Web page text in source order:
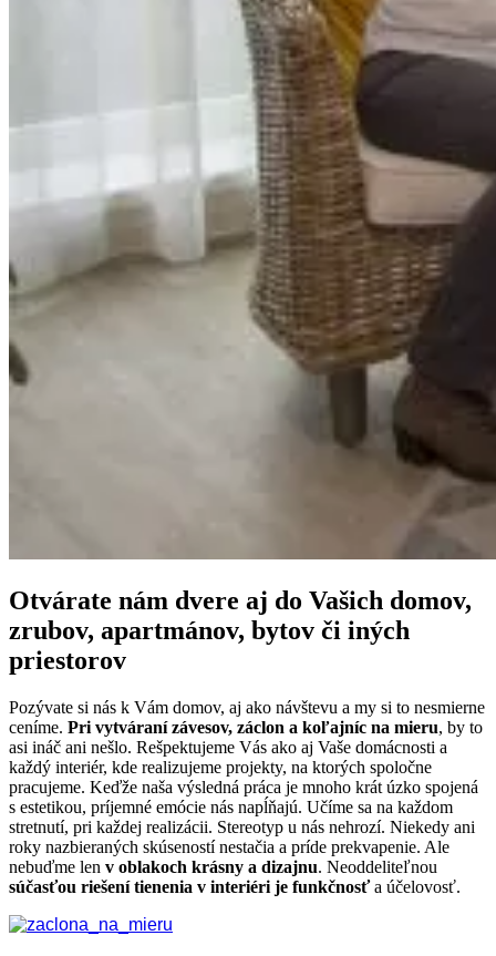
Otvárate nám dvere aj do Vašich domov,
zrubov, apartmánov, bytov či iných
priestorov
Pozývate si nás k Vám domov, aj ako návštevu a my si to nesmierne
ceníme. Pri vytváraní závesov, záclon a koľajníc na mieru, by to
asi ináč ani nešlo. Rešpektujeme Vás ako aj Vaše domácnosti a
každý interiér, kde realizujeme projekty, na ktorých spoločne
pracujeme. Keďže naša výsledná práca je mnoho krát úzko spojená
s estetikou, príjemné emócie nás napĺňajú. Učíme sa na každom
stretnutí, pri každej realizácii. Stereotyp u nás nehrozí. Niekedy ani
roky nazbieraných skúseností nestačia a príde prekvapenie. Ale
nebuďme len v oblakoch krásny a dizajnu. Neoddeliteľnou
súčasťou riešení tienenia v interiéri je funkčnosťa účelovosť.